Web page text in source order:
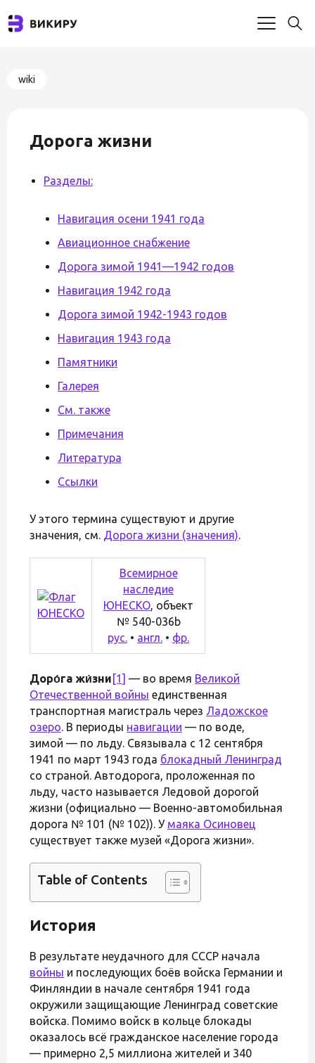
wiki
Дорога жизни
Разделы:
Навигация осени 1941 года
Авиационное снабжение
Дорога зимой 1941—1942 годов
Навигация 1942 года
Дорога зимой 1942-1943 годов
Навигация 1943 года
Памятники
Галерея
См. также
Примечания
Литература
Ссылки
У этого термина существуют и другие
значения, см. Дорога жизни (значения).
Всемирное
наследие
ЮНЕСКО, объект
№ 540-036b
рус. • англ. • фр.
Доро́га жи́зни [1] — во время Великой
Отечественной войны единственная
транспортная магистраль через Ладожское
озеро. В периоды навигации — по воде,
зимой — по льду. Связывала с 12 сентября
1941 по март 1943 года блокадный Ленинград
со страной. Автодорога, проложенная по
льду, часто называется Ледовой дорогой
жизни (официально — Военно-автомобильная
дорога № 101 (№ 102)). У маяка Осиновец
существует также музей «Дорога жизни».
Table of Contents
История
В результате неудачного для СССР начала
войны и последующих боёв войска Германии и
Финляндии в начале сентября 1941 года
окружили защищающие Ленинград советские
войска. Помимо войск в кольце блокады
оказалось всё гражданское население города
— примерно 2,5 миллиона жителей и 340